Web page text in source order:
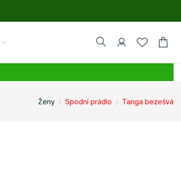
Ženy Spodní prádlo Tanga bezešvá